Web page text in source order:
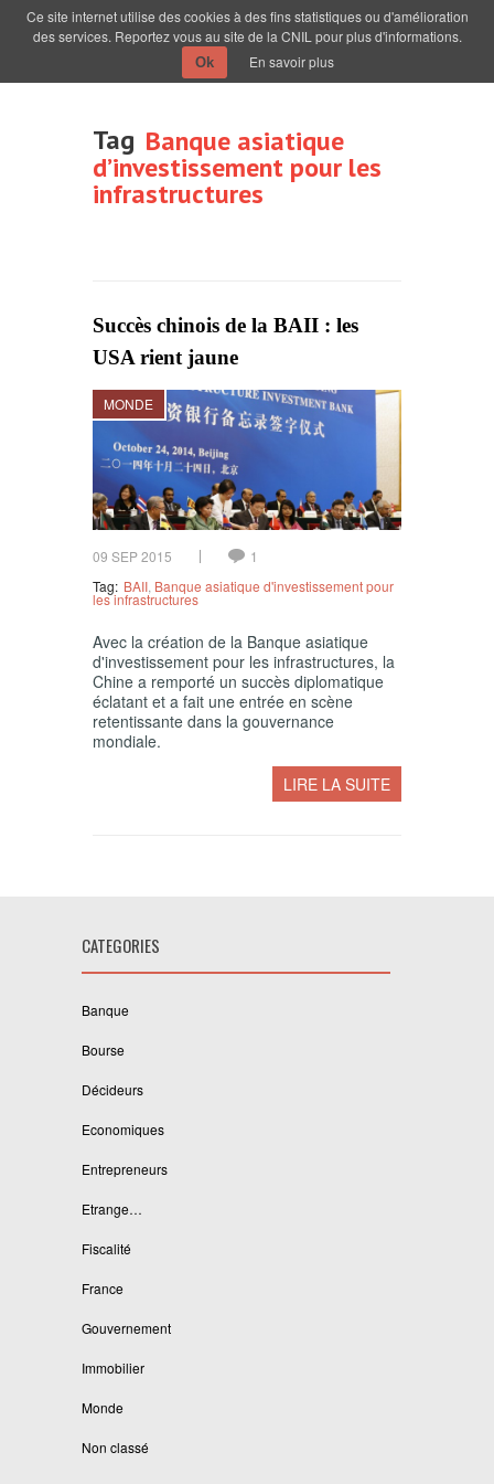
Tag Banque asiatique
d’investissement pour les
infrastructures
Succès chinois de la BAII : les
USA rient jaune
MONDE
09 SEP 2015
1
Tag: BAII Banque asiatique d'investissement pour
les infrastructures
Avec la création de la Banque asiatique
d'investissement pour les infrastructures, la
Chine a remporté un succès diplomatique
éclatant et a fait une entrée en scène
retentissante dans la gouvernance
mondiale.
LIRE LA SUITE
CATEGORIES
Banque
Bourse
Décideurs
Economiques
Entrepreneurs
Etrange…
Fiscalité
France
Gouvernement
Immobilier
Monde
Non classé
Ce site internet utilise des cookies à des fins statistiques ou d'amélioration
des services. Reportez vous au site de la CNIL pour plus d'informations.
Ok En savoir plus